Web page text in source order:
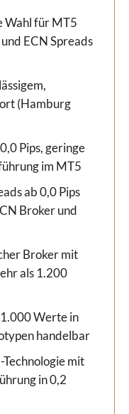
Wahl für MT5
ECN Spreads
(Hamburg
Pips, geringe
im MT5
ab 0,0 Pips
Broker und
Broker mit
als 1.200
Werte in
handelbar
mit
in 0,2